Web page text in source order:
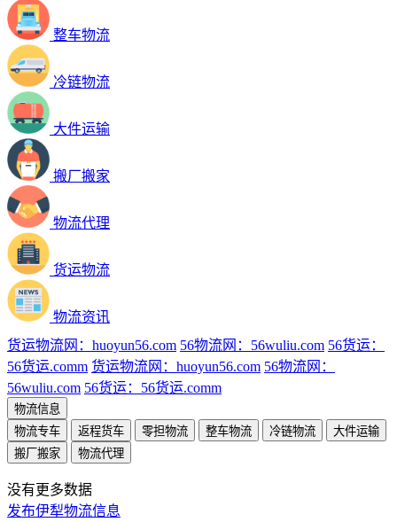
整车物流
冷链物流
大件运输
搬厂搬家
物流代理
货运物流
物流资讯
货运物流网：huoyun56.com 56物流网：56wuliu.com 56货运：
56货运.comm 货运物流网：huoyun56.com 56物流网：
56wuliu.com 56货运：56货运.comm
物流信息
物流专车
返程货车 零担物流 整车物流 冷链物流
大件运输
搬厂搬家
物流代理
没有更多数据
发布伊犁物流信息